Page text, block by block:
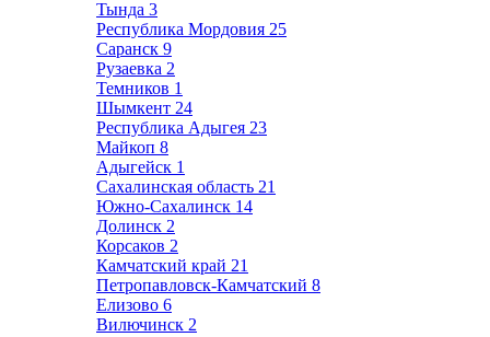
Тында 3
Республика Мордовия 25
Саранск 9
Рузаевка 2
Темников 1
Шымкент 24
Республика Адыгея 23
Майкоп 8
Адыгейск 1
Сахалинская область 21
Южно-Сахалинск 14
Долинск 2
Корсаков 2
Камчатский край 21
Петропавловск-Камчатский 8
Елизово 6
Вилючинск 2